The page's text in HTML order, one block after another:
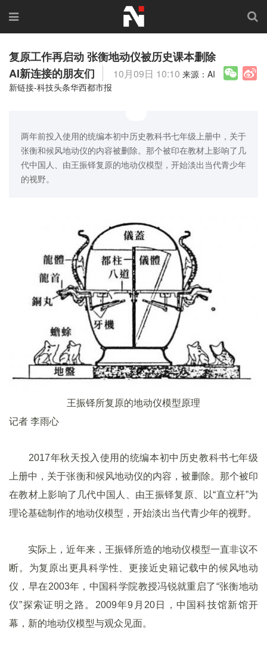
复原工作再启动 张衡地动仪被历史课本删除
AI新连接的朋友们
10月09日 10:10 来源：AI
新链接-科技头条华西都市报
两年前投入使用的统编本初中历史教科书七年级上册中，关于
张衡和候风地动仪的内容被删除。那个被印在教材上影响了几
代中国人、由王振铎复原的地动仪模型，开始淡出当代青少年
的视野。
王振铎所复原的地动仪模型原理
记者 李雨心
2017年秋天投入使用的统编本初中历史教科书七年级
上册中，关于张衡和候风地动仪的内容，被删除。那个被印
在教材上影响了几代中国人、由王振铎复原、以“直立杆”为
理论基础制作的地动仪模型，开始淡出当代青少年的视野。
实际上，近年来，王振铎所造的地动仪模型一直非议不
断。为复原出更具科学性、更接近史籍记载中的候风地动
仪，早在2003年，中国科学院教授冯锐就重启了“张衡地动
仪”探索证明之路。2009年9月20日，中国科技馆新馆开
幕，新的地动仪模型与观众见面。